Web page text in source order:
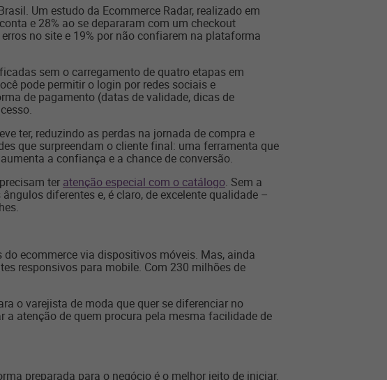
Um estudo da Ecommerce Radar, realizado em
e 28% ao se depararam com um checkout
no site e 19% por não confiarem na plataforma
sem o carregamento de quatro etapas em
pode permitir o login por redes sociais e
de pagamento (datas de validade, dicas de
ter, reduzindo as perdas na jornada de compra e
que surpreendam o cliente final: uma ferramenta que
a confiança e a chance de conversão.
ter atenção especial com o catálogo. Sem a
diferentes e, é claro, de excelente qualidade –
ecommerce via dispositivos móveis. Mas, ainda
responsivos para mobile. Com 230 milhões de
o varejista de moda que quer se diferenciar no
atenção de quem procura pela mesma facilidade de
preparada para o negócio é o melhor jeito de iniciar.